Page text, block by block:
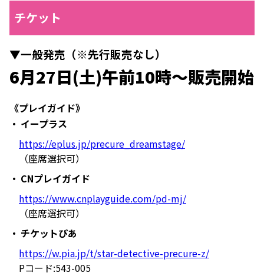
チケット
▼一般発売（※先行販売なし）
6月27日(土)午前10時～販売開始
《プレイガイド》
イープラス
https://eplus.jp/precure_dreamstage/
（座席選択可）
CNプレイガイド
https://www.cnplayguide.com/pd-mj/
（座席選択可）
チケットぴあ
https://w.pia.jp/t/star-detective-precure-z/
Pコード:543-005